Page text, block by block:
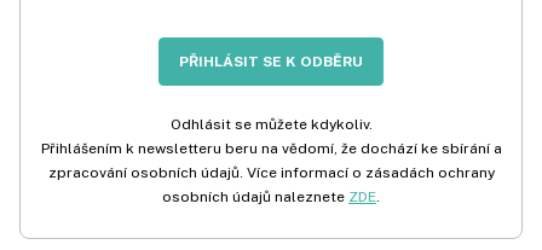
PŘIHLÁSIT SE K ODBĚRU
Odhlásit se můžete kdykoliv.
Přihlášením k newsletteru beru na vědomí, že dochází ke sbírání a
zpracování osobních údajů. Více informací o zásadách ochrany
osobních údajů naleznete ZDE.